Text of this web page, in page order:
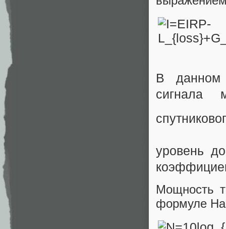
В
сигнала
уровень
Мощность
формуле